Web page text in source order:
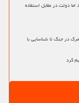
دولت در مقابل استفاده
در جنگ تا شناسایی با
کرد